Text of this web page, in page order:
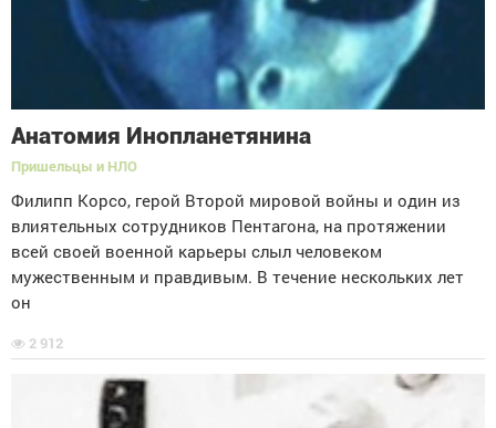
Анатомия Инопланетянина
Пришельцы и НЛО
Филипп Корсо, герой Второй мировой войны и один из
влиятельных сотрудников Пентагона, на протяжении
всей своей военной карьеры слыл человеком
мужественным и правдивым. В течение нескольких лет
он
2 912